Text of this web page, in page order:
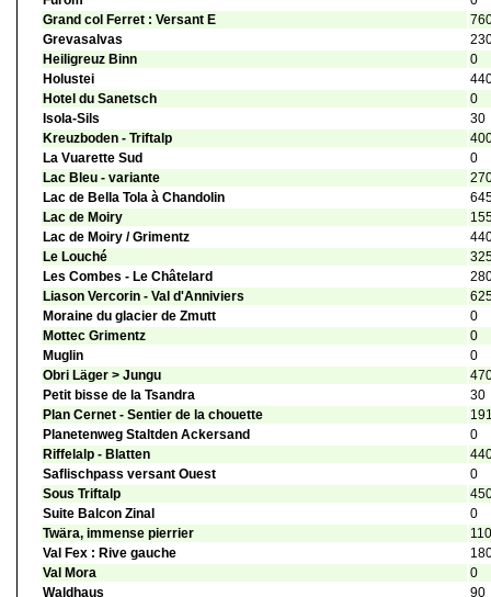
Grand col Ferret : Versant E
Grevasalvas
Heiligreuz Binn
0
Holustei
Hotel du Sanetsch
0
Isola-Sils
30
Kreuzboden - Triftalp
La Vuarette Sud
0
Lac Bleu - variante
Lac de Bella Tola à Chandolin
Lac de Moiry
Lac de Moiry / Grimentz
Le Louché
Les Combes - Le Châtelard
Liason Vercorin - Val d'Anniviers
Moraine du glacier de Zmutt
0
Mottec Grimentz
0
Muglin
0
Obri Läger > Jungu
Petit bisse de la Tsandra
30
Plan Cernet - Sentier de la chouette
Planetenweg Staltden Ackersand
0
Riffelalp - Blatten
Saflischpass versant Ouest
0
Sous Triftalp
Suite Balcon Zinal
0
Twära, immense pierrier
110
Val Fex : Rive gauche
Val Mora
0
Waldhaus
90